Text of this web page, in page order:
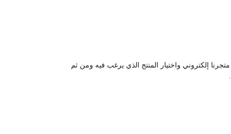
إلكتروني واختيار المنتج الذي يرغب فيه ومن ثم